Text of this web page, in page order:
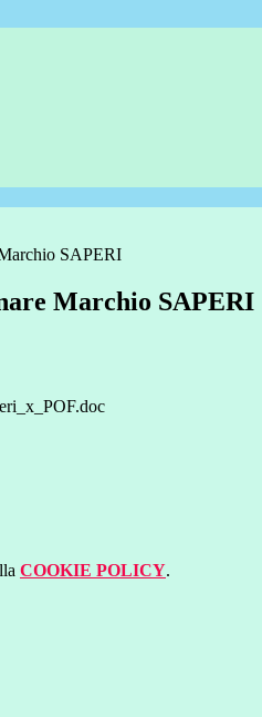
SAPERI
Marchio SAPERI
COOKIE POLICY.